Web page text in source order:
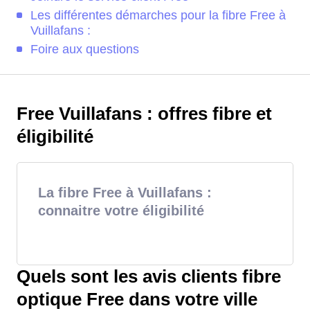
Les différentes démarches pour la fibre Free à
Vuillafans :
Foire aux questions
Free Vuillafans : offres fibre et
éligibilité
La fibre Free à Vuillafans :
connaitre votre éligibilité
Quels sont les avis clients fibre
optique Free dans votre ville